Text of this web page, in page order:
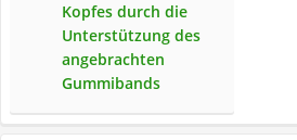
Kopfes durch die
Unterstützung des
angebrachten
Gummibands